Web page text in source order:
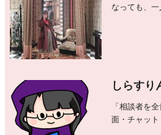
なっても、
しらすり
「相談者を
面・チャッ